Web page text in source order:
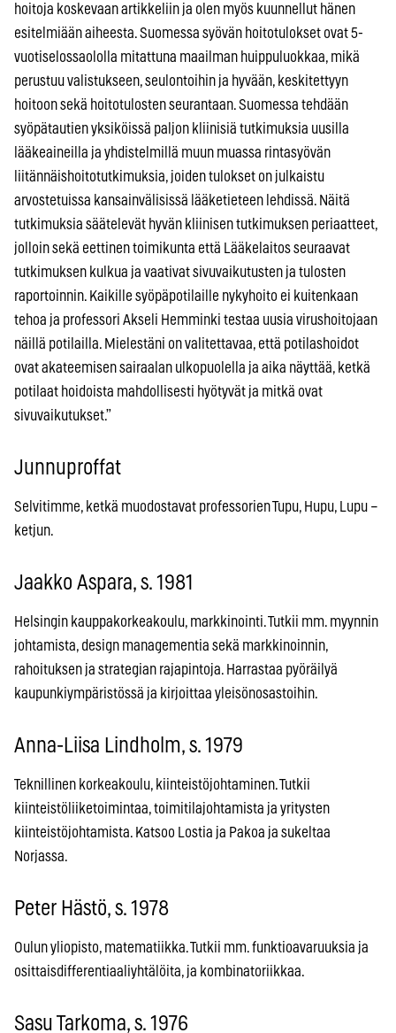
hoitoja koskevaan artikkeliin ja olen myös kuunnellut hänen
esitelmiään aiheesta. Suomessa syövän hoitotulokset ovat 5-
vuotiselossaololla mitattuna maailman huippuluokkaa, mikä
perustuu valistukseen, seulontoihin ja hyvään, keskitettyyn
hoitoon sekä hoitotulosten seurantaan. Suomessa tehdään
syöpätautien yksiköissä paljon kliinisiä tutkimuksia uusilla
lääkeaineilla ja yhdistelmillä muun muassa rintasyövän
liitännäishoitotutkimuksia, joiden tulokset on julkaistu
arvostetuissa kansainvälisissä lääketieteen lehdissä. Näitä
tutkimuksia säätelevät hyvän kliinisen tutkimuksen periaatteet,
jolloin sekä eettinen toimikunta että Lääkelaitos seuraavat
tutkimuksen kulkua ja vaativat sivuvaikutusten ja tulosten
raportoinnin. Kaikille syöpäpotilaille nykyhoito ei kuitenkaan
tehoa ja professori Akseli Hemminki testaa uusia virushoitojaan
näillä potilailla. Mielestäni on valitettavaa, että potilashoidot
ovat akateemisen sairaalan ulkopuolella ja aika näyttää, ketkä
potilaat hoidoista mahdollisesti hyötyvät ja mitkä ovat
sivuvaikutukset.”
Junnuproffat
Selvitimme, ketkä muodostavat professorien Tupu, Hupu, Lupu –
ketjun.
Jaakko Aspara, s. 1981
Helsingin kauppakorkeakoulu, markkinointi. Tutkii mm. myynnin
johtamista, design managementia sekä markkinoinnin,
rahoituksen ja strategian rajapintoja. Harrastaa pyöräilyä
kaupunkiympäristössä ja kirjoittaa yleisönosastoihin.
Anna-Liisa Lindholm, s. 1979
Teknillinen korkeakoulu, kiinteistöjohtaminen. Tutkii
kiinteistöliiketoimintaa, toimitilajohtamista ja yritysten
kiinteistöjohtamista. Katsoo Lostia ja Pakoa ja sukeltaa
Norjassa.
Peter Hästö, s. 1978
Oulun yliopisto, matematiikka. Tutkii mm. funktioavaruuksia ja
osittaisdifferentiaaliyhtälöita, ja kombinatoriikkaa.
Sasu Tarkoma, s. 1976